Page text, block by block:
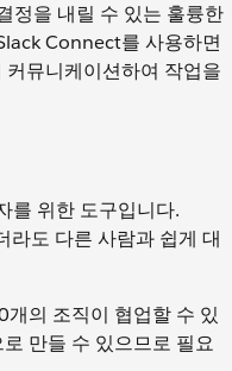
정을 내릴 수 있는 훌륭한
Connect를 사용하면
뮤니케이션하여 작업을
를 위한 도구입니다.
라도 다른 사람과 쉽게 대
의 조직이 협업할 수 있
만들 수 있으므로 필요